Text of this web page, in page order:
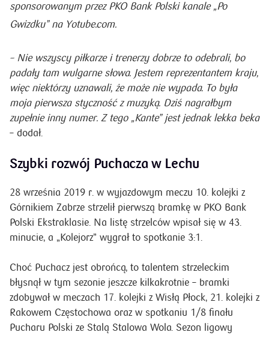
sponsorowanym przez PKO Bank Polski kanale „Po
Gwizdku” na Yotube.com.
– Nie wszyscy piłkarze i trenerzy dobrze to odebrali, bo
padały tam wulgarne słowa. Jestem reprezentantem kraju,
więc niektórzy uznawali, że może nie wypada. To była
moja pierwsza styczność z muzyką. Dziś nagrałbym
zupełnie inny numer. Z tego „Kante” jest jednak lekka beka
– dodał.
Szybki rozwój Puchacza w Lechu
28 września 2019 r. w wyjazdowym meczu 10. kolejki z
Górnikiem Zabrze strzelił pierwszą bramkę w PKO Bank
Polski Ekstraklasie. Na listę strzelców wpisał się w 43.
minucie, a „Kolejorz” wygrał to spotkanie 3:1.
Choć Puchacz jest obrońcą, to talentem strzeleckim
błysnął w tym sezonie jeszcze kilkakrotnie – bramki
zdobywał w meczach 17. kolejki z Wisłą Płock, 21. kolejki z
Rakowem Częstochowa oraz w spotkaniu 1/8 finału
Pucharu Polski ze Stalą Stalowa Wola. Sezon ligowy